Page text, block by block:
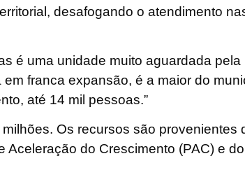
desafogando o atendimento
é uma unidade muito aguardada pela
franca expansão, é a maior do
até 14 mil pessoas.”
Os recursos são provenientes
Aceleração do Crescimento (PAC) e